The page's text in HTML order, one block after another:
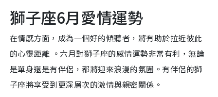
獅子座6月愛情運勢
在情感方面，成為一個好的傾聽者，將有助於拉近彼此
的心靈距離 。六月對獅子座的感情運勢非常有利，無論
是單身還是有伴侶，都將迎來浪漫的氛圍。有伴侶的獅
子座將享受到更深層次的激情與親密關係。